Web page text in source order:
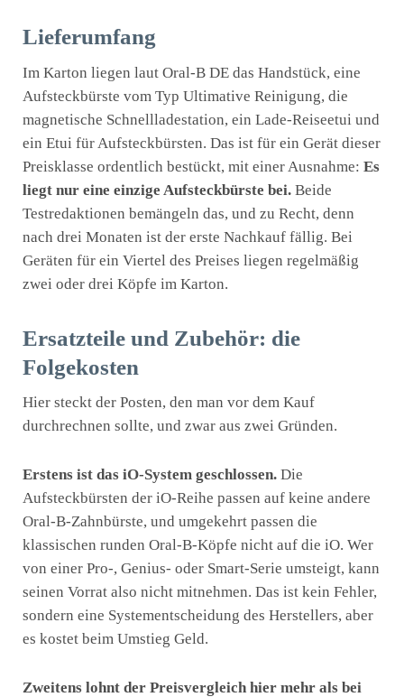
Lieferumfang
Im Karton liegen laut Oral-B DE das Handstück, eine
Aufsteckbürste vom Typ Ultimative Reinigung, die
magnetische Schnellladestation, ein Lade-Reiseetui und
ein Etui für Aufsteckbürsten. Das ist für ein Gerät dieser
Preisklasse ordentlich bestückt, mit einer Ausnahme: Es
liegt nur eine einzige Aufsteckbürste bei. Beide
Testredaktionen bemängeln das, und zu Recht, denn
nach drei Monaten ist der erste Nachkauf fällig. Bei
Geräten für ein Viertel des Preises liegen regelmäßig
zwei oder drei Köpfe im Karton.
Ersatzteile und Zubehör: die
Folgekosten
Hier steckt der Posten, den man vor dem Kauf
durchrechnen sollte, und zwar aus zwei Gründen.
Erstens ist das iO-System geschlossen. Die
Aufsteckbürsten der iO-Reihe passen auf keine andere
Oral-B-Zahnbürste, und umgekehrt passen die
klassischen runden Oral-B-Köpfe nicht auf die iO. Wer
von einer Pro-, Genius- oder Smart-Serie umsteigt, kann
seinen Vorrat also nicht mitnehmen. Das ist kein Fehler,
sondern eine Systementscheidung des Herstellers, aber
es kostet beim Umstieg Geld.
Zweitens lohnt der Preisvergleich hier mehr als bei